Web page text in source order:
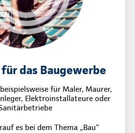
das Baugewerbe
für Maler, Maurer,
Elektroinstallateure oder
es bei dem Thema „Bau“